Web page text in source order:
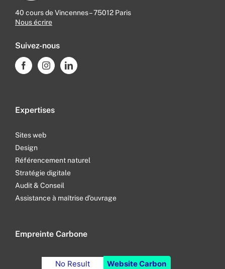
40 cours de Vincennes – 75012 Paris
Nous écrire
Suivez-nous
Expertises
Sites web
Design
Référencement naturel
Stratégie digitale
Audit & Conseil
Assistance à maîtrise d’ouvrage
Empreinte Carbone
No Result Website Carbon